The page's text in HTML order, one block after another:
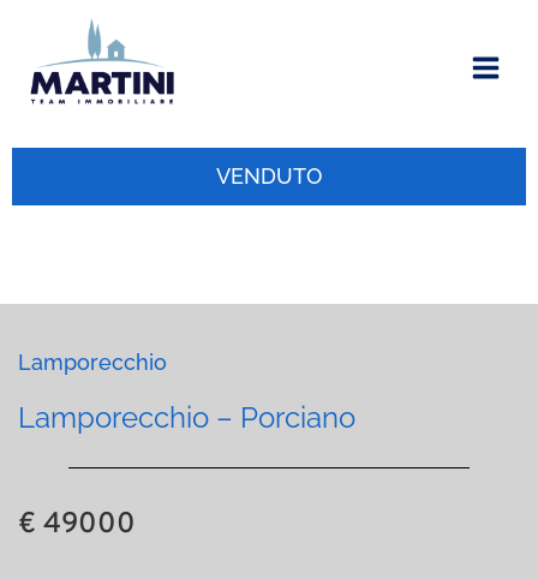
contenuto
VENDUTO
Lamporecchio
Lamporecchio – Porciano
€ 49000